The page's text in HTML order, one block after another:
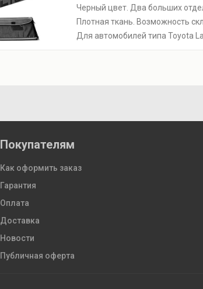
Черный цвет. Два больших
Плотная ткань. Возможность
Для автомобилей типа Toyota
Покупателям
Как оформить заказ
Гарантия
Оплата
Доставка
Новости
Публичная оферта